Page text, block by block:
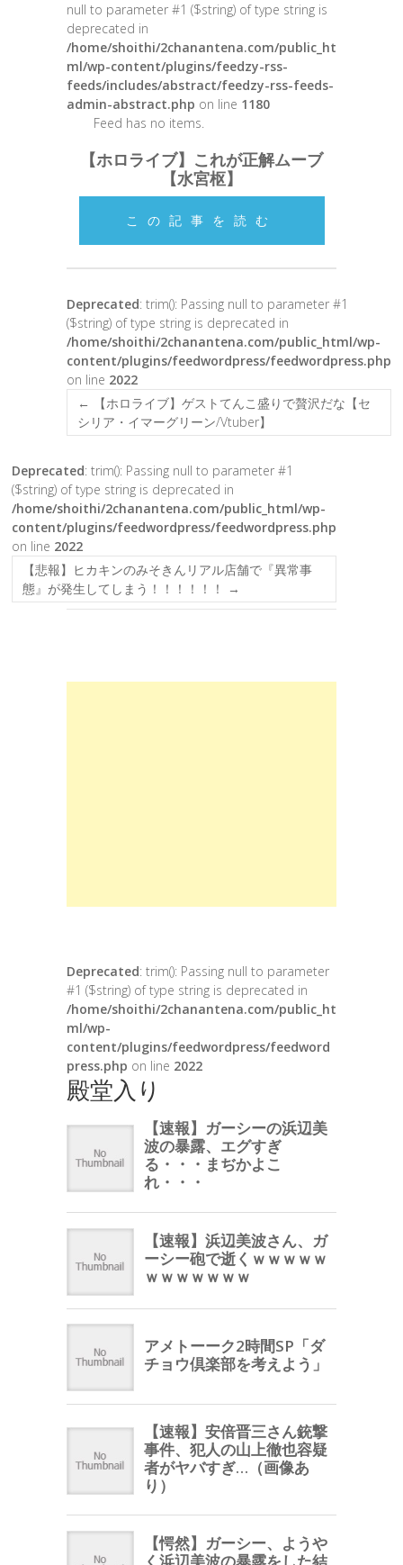
null to parameter #1 ($string) of type string is
deprecated in
/home/shoithi/2chanantena.com/public_ht
ml/wp-content/plugins/feedzy-rss-
feeds/includes/abstract/feedzy-rss-feeds-
admin-abstract.php on line 1180
Feed has no items.
【ホロライブ】これが正解ムーブ
【水宮枢】
この記事を読む
Deprecated: trim(): Passing null to parameter #1
($string) of type string is deprecated in
/home/shoithi/2chanantena.com/public_html/wp-
content/plugins/feedwordpress/feedwordpress.php
on line 2022
←
【ホロライブ】ゲストてんこ盛りで贅沢だな【セ
シリア・イマーグリーン/Vtuber】
Deprecated: trim(): Passing null to parameter #1
($string) of type string is deprecated in
/home/shoithi/2chanantena.com/public_html/wp-
content/plugins/feedwordpress/feedwordpress.php
on line 2022
【悲報】ヒカキンのみそきんリアル店舗で『異常事
態』が発生してしまう！！！！！！
→
Deprecated: trim(): Passing null to parameter
#1 ($string) of type string is deprecated in
/home/shoithi/2chanantena.com/public_ht
ml/wp-
content/plugins/feedwordpress/feedword
press.php on line 2022
殿堂入り